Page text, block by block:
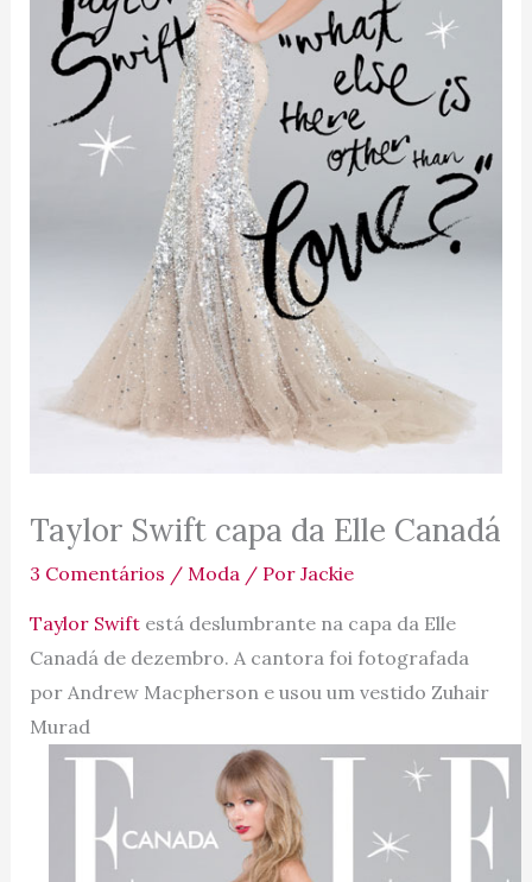
Taylor Swift capa da Elle Canadá
3 Comentários / Moda / Por Jackie
Taylor Swiftestá deslumbrante na capa da Elle
Canadá de dezembro. A cantora foi fotografada
por Andrew Macpherson e usou um vestido Zuhair
Murad